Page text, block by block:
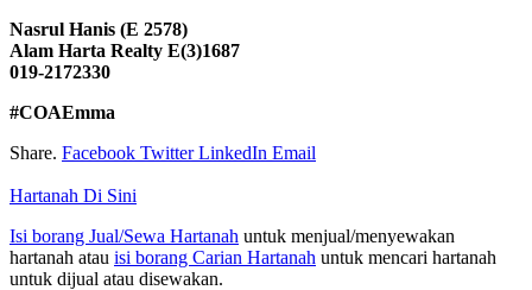
Nasrul Hanis (E 2578)
Alam Harta Realty E(3)1687
019-2172330
#COAEmma
Share. Facebook Twitter LinkedIn Email
Hartanah Di Sini
Isi borang Jual/Sewa Hartanah untuk menjual/menyewakan
hartanah atau isi borang Carian Hartanah untuk mencari hartanah
untuk dijual atau disewakan.